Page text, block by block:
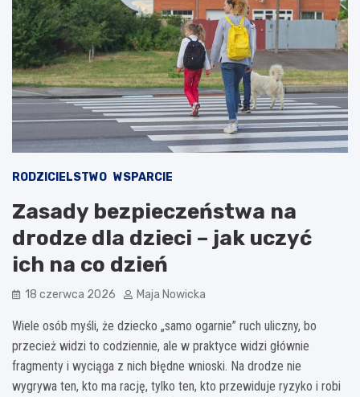
RODZICIELSTWO WSPARCIE
Zasady bezpieczeństwa na
drodze dla dzieci – jak uczyć
ich na co dzień
18 czerwca 2026 Maja Nowicka
Wiele osób myśli, że dziecko „samo ogarnie” ruch uliczny, bo
przecież widzi to codziennie, ale w praktyce widzi głównie
fragmenty i wyciąga z nich błędne wnioski. Na drodze nie
wygrywa ten, kto ma rację, tylko ten, kto przewiduje ryzyko i robi